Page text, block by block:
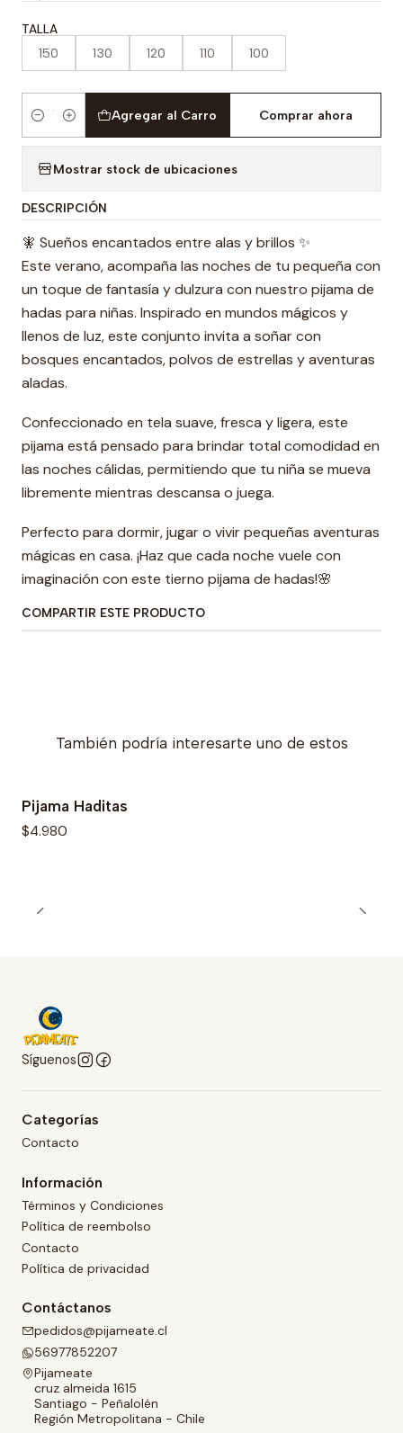
TALLA
150 130 120 110 100
Cantidad
Agregar al Carro Comprar ahora
Mostrar stock de ubicaciones
DESCRIPCIÓN
🧚 Sueños encantados entre alas y brillos ✨
Este verano, acompaña las noches de tu pequeña con
un toque de fantasía y dulzura con nuestro pijama de
hadas para niñas. Inspirado en mundos mágicos y
llenos de luz, este conjunto invita a soñar con
bosques encantados, polvos de estrellas y aventuras
aladas.
Confeccionado en tela suave, fresca y ligera, este
pijama está pensado para brindar total comodidad en
las noches cálidas, permitiendo que tu niña se mueva
libremente mientras descansa o juega.
Perfecto para dormir, jugar o vivir pequeñas aventuras
mágicas en casa. ¡Haz que cada noche vuele con
imaginación con este tierno pijama de hadas!🌸
COMPARTIR ESTE PRODUCTO
También podría interesarte uno de estos
Pijama Haditas
$4.980
Síguenos
Categorías
Contacto
Información
Términos y Condiciones
Política de reembolso
Contacto
Política de privacidad
Contáctanos
pedidos@pijameate.cl
56977852207
Pijameate
cruz almeida 1615
Santiago - Peñalolén
Región Metropolitana - Chile